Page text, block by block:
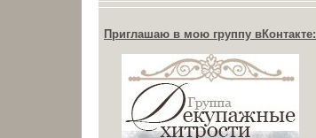
Приглашаю в мою группу вКонтакте: